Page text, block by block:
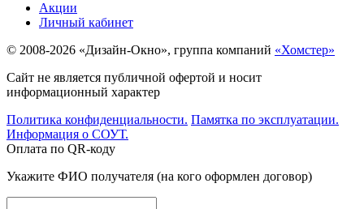
Акции
Личный кабинет
© 2008-2026 «Дизайн-Окно», группа компаний «Хомстер»
Сайт не является публичной офертой и носит
информационный характер
Политика конфиденциальности. Памятка по эксплуатации.
Информация о СОУТ.
Оплата по QR-коду
Укажите ФИО получателя (на кого оформлен договор)